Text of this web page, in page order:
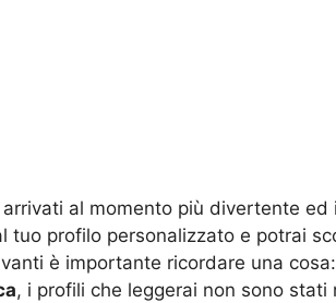
al momento più divertente
tuo profilo personalizzato e potrai
è importante ricordare una cosa:
, i profili che leggerai non sono